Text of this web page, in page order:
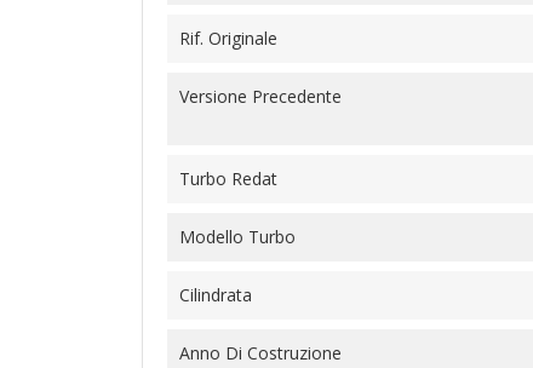
Rif. Originale
Versione Precedente
Turbo Redat
Modello Turbo
Cilindrata
Anno Di Costruzione